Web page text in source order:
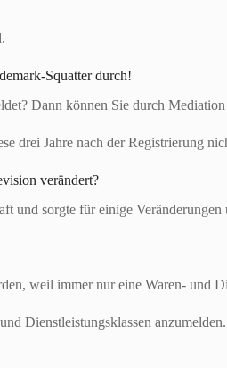
Squatter durch!
Dann können Sie durch
drei Jahre nach der Registrierung
verändert?
und sorgte für einige Veränderungen
weil immer nur eine Waren- und
Dienstleistungsklassen anzumelden.